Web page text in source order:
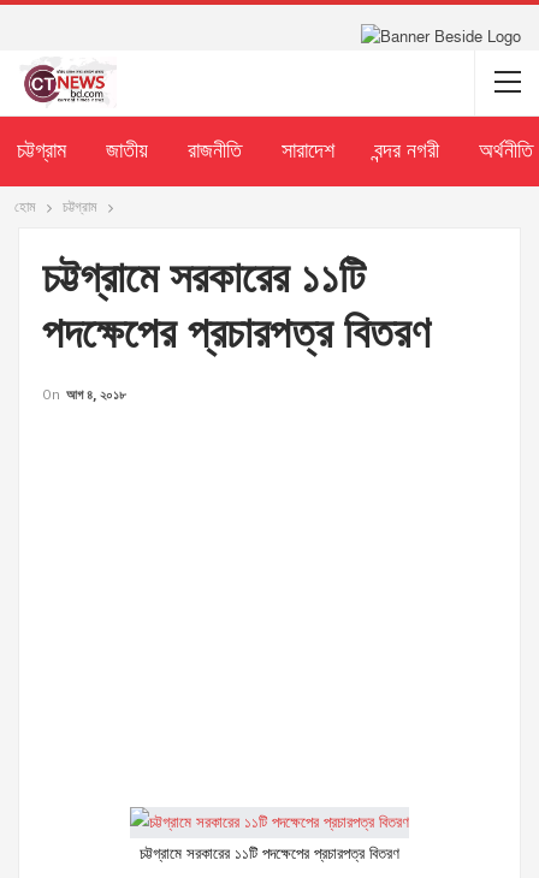
চট্টগ্রাম জাতীয় রাজনীতি সারাদেশ বন্দর নগরী অর্থনীতি
হোম চট্টগ্রাম
চট্টগ্রামে সরকারের ১১টি
পদক্ষেপের প্রচারপত্র বিতরণ
On আগ ৪, ২০১৮
চট্টগ্রামে সরকারের ১১টি পদক্ষেপের প্রচারপত্র বিতরণ